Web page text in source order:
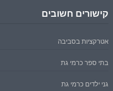
קישורים חשובים
אטרקציות בסביבה
בתי ספר כרמי גת
גני ילדים כרמי גת